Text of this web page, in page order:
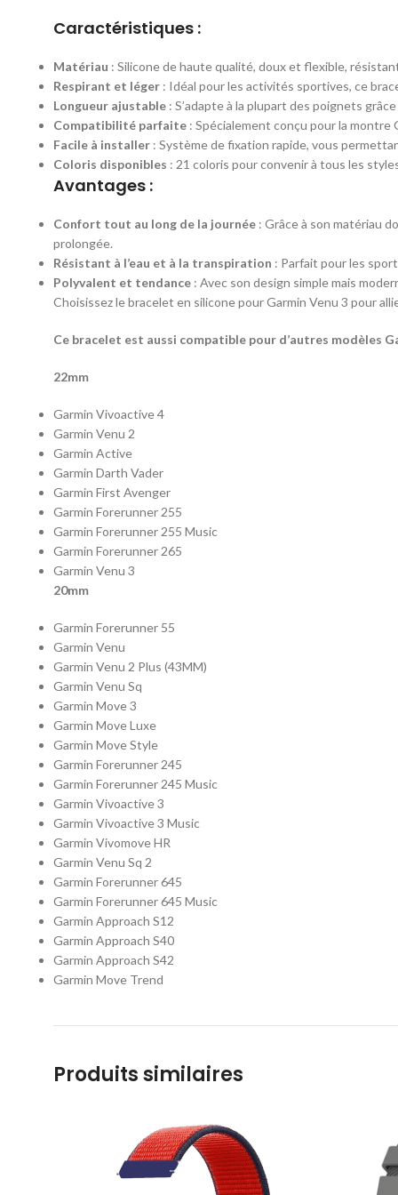
Caractéristiques :
Matériau : Silicone de haute qualité, doux et flexible,
Respirant et léger : Idéal pour les activités sportives, ce
Longueur ajustable : S’adapte à la plupart des poignets
Compatibilité parfaite : Spécialement conçu pour la
Facile à installer : Système de fixation rapide, vous
Coloris disponibles : 21 coloris pour convenir à tous les
Avantages :
Confort tout au long de la journée : Grâce à son matériau
prolongée.
Résistant à l’eau et à la transpiration : Parfait pour les
Polyvalent et tendance : Avec son design simple mais
Choisissez le bracelet en silicone pour Garmin Venu 3 pour
Ce bracelet est aussi compatible pour d’autres modèles
22mm
Garmin Vivoactive 4
Garmin Venu 2
Garmin Active
Garmin Darth Vader
Garmin First Avenger
Garmin Forerunner 255
Garmin Forerunner 255 Music
Garmin Forerunner 265
Garmin Venu 3
20mm
Garmin Forerunner 55
Garmin Venu
Garmin Venu 2 Plus (43MM)
Garmin Venu Sq
Garmin Move 3
Garmin Move Luxe
Garmin Move Style
Garmin Forerunner 245
Garmin Forerunner 245 Music
Garmin Vivoactive 3
Garmin Vivoactive 3 Music
Garmin Vivomove HR
Garmin Venu Sq 2
Garmin Forerunner 645
Garmin Forerunner 645 Music
Garmin Approach S12
Garmin Approach S40
Garmin Approach S42
Garmin Move Trend
Produits similaires